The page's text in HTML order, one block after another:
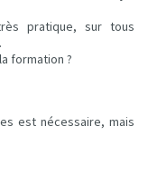
pratique, sur tous
formation ?
est nécessaire, mais